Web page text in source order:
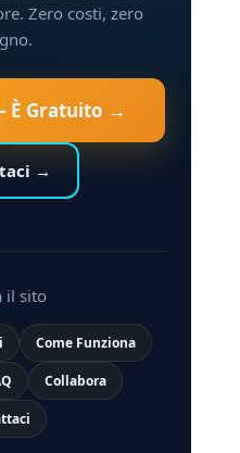
Zero costi, zero
È Gratuito →
→
il sito
Come Funziona
Collabora